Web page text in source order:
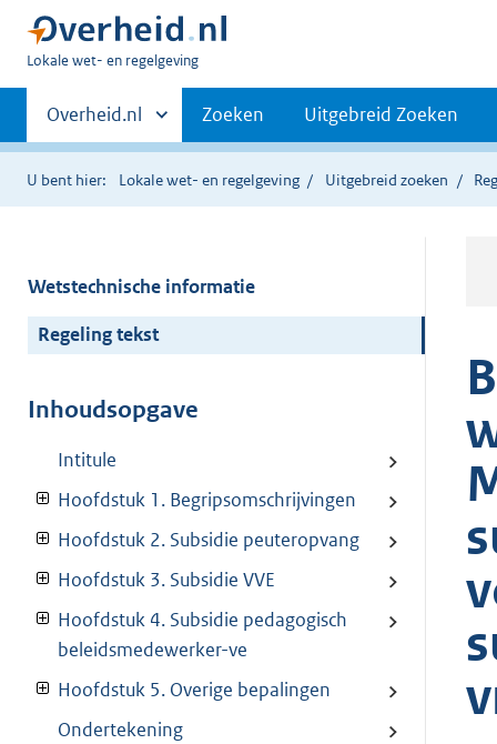
U
hier:
Lokale wet- en regelgeving
Primaire
navigatie
Andere
sites
binnen
Overheid.nl Zoeken Uitgebreid Zoeken
U bent hier: Lokale wet- en regelgeving Uitgebreid zoeken
Wetstechnische informatie
Regeling tekst
Inhoudsopgave
Intitule
Hoofdstuk 1. Begripsomschrijvingen
Hoofdstuk 2. Subsidie peuteropvang
Hoofdstuk 3. Subsidie VVE
Hoofdstuk 4. Subsidie pedagogisch
beleidsmedewerker-ve
Hoofdstuk 5. Overige bepalingen
Ondertekening